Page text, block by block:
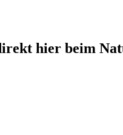
hier beim